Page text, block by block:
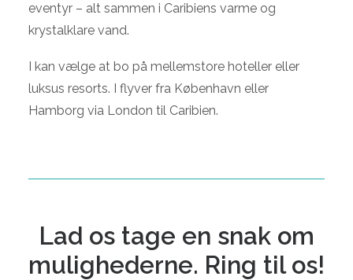
eventyr – alt sammen i Caribiens varme og
krystalklare vand.
I kan vælge at bo på mellemstore hoteller eller
luksus resorts. I flyver fra København eller
Hamborg via London til Caribien.
Lad os tage en snak om
mulighederne. Ring til os!